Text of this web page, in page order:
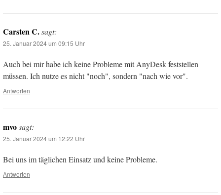
Carsten C.sagt:
25. Januar 2024 um 09:15 Uhr
Auch bei mir habe ich keine Probleme mit AnyDesk feststellen
müssen. Ich nutze es nicht "noch", sondern "nach wie vor".
Antworten
mvosagt:
25. Januar 2024 um 12:22 Uhr
Bei uns im täglichen Einsatz und keine Probleme.
Antworten